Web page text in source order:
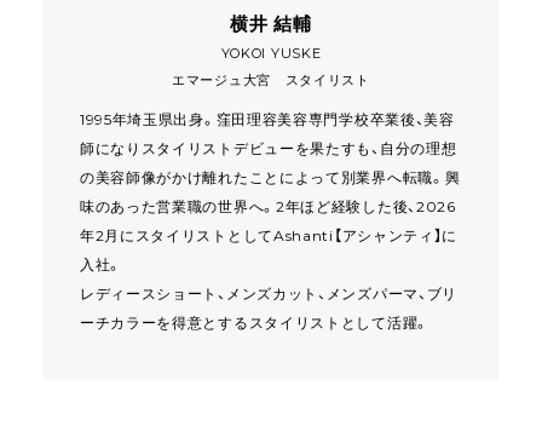
横井 結輔
YOKOI YUSKE
エマージュ大宮 スタイリスト
1995年埼玉県出身。窪田理容美容専門学校卒業後、美容
師になりスタイリストデビューを果たすも、自分の理想
の美容師像がかけ離れたことによって別業界へ転職。興
味のあった営業職の世界へ。2年ほど経験した後、2026
年2月にスタイリストとしてAshanti【アシャンティ】に
入社。
レディースショート、メンズカット、メンズパーマ、ブリ
ーチカラーを得意とするスタイリストとして活躍。